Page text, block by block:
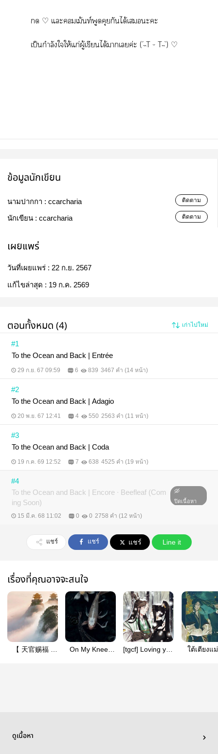
 ♡ แะเม้นท์พูดคุยกันได้เะะ
เป็นกำลังใให้แก่ผู้เขียนได้าเค่ะ (´˵T ᵕ T˵`) ♡
ข้อมูลนักเขียน
นามปากกา : ccarcharia ติดตาม
นักเขียน : ccarcharia ติดตาม
เผยแพร่
วันที่เผยแพร่ : 22 ก.ย. 2567
แก้ไขล่าสุด : 19 ก.ค. 2569
ตอนทั้งหมด (4) เก่าไปใหม่
#1
To the Ocean and Back | Entrée
29 ก.ย. 67 09:59 6 839 3467 คำ (14 หน้า)
#2
To the Ocean and Back | Adagio
20 พ.ย. 67 12:41 4 550 2563 คำ (11 หน้า)
#3
To the Ocean and Back | Coda
19 ก.ค. 69 12:52 7 638 4525 คำ (19 หน้า)
#4
To the Ocean and Back | Encore ∙ Beefleaf (Com
ing Soon)
ปิดเนื้อหา
15 มี.ค. 68 11:02 0 0 2758 คำ (12 หน้า)
แชร์ แชร์ แชร์ Line it
เรื่องที่คุณอาจจะสนใจ
【 天官赐福 |
On My Knees
[tgcf] Loving you
ใต้เตียงแ
ดูเนื้อหา